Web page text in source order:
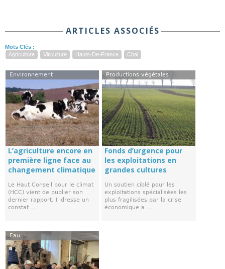
ARTICLES ASSOCIÉS
Mots Clés :
Agriculture
Viticulture Hauts-De-France Chai
Environnement
L’agriculture encore en
première ligne face au
changement climatique
Le Haut Conseil pour le climat
(HCC) vient de publier son
dernier rapport. Il dresse un
constat ...
Productions végétales
Fonds d’urgence pour
les exploitations en
grandes cultures
Un soutien ciblé pour les
exploitations spécialisées les
plus fragilisées par la crise
économique a ...
Eau